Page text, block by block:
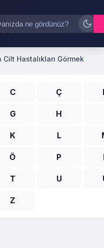
Cilt Hastalıkları Görmek
C Ç
G H
K L
Ö P
T U
Z